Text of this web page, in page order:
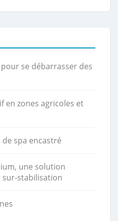
se débarrasser des
en zones agricoles et
de spa encastré
une solution
sur-stabilisation